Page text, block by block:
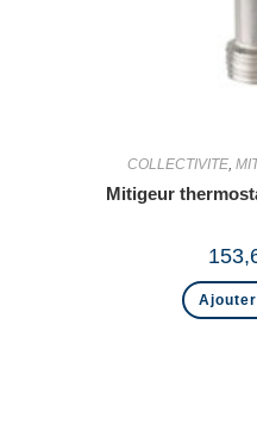
COLLECTIVITE
Mitigeur